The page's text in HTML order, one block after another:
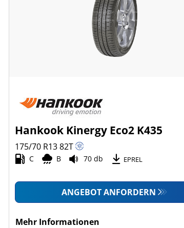
Hankook Kinergy Eco2 K435
175/70 R1382T
C B 70 db EPREL
ANGEBOT ANFORDERN
Mehr Informationen